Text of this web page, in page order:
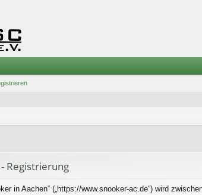
Registrierung
in Aachen“ („https://www.snooker-ac.de“) wird